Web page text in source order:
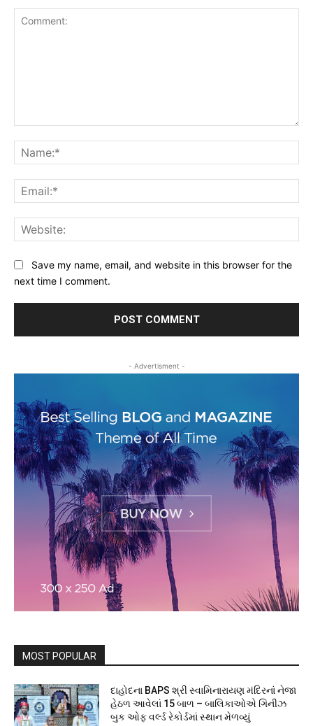
Save my name, email, and website in this browser for the
next time I comment.
- Advertisment -
MOST POPULAR
દાહોદના BAPS શ્રી સ્વામિનારાયણ મંદિરનાં નેજા
હેઠળ આવેલાં 15 બાળ – બાલિકાઓએ ગિનીઝ
બુક ઓફ વર્લ્ડ રેકોર્ડમાં સ્થાન મેળવ્યું